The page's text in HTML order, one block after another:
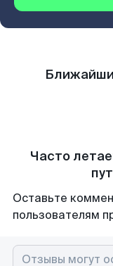
Часто
Оставьте
пользователям